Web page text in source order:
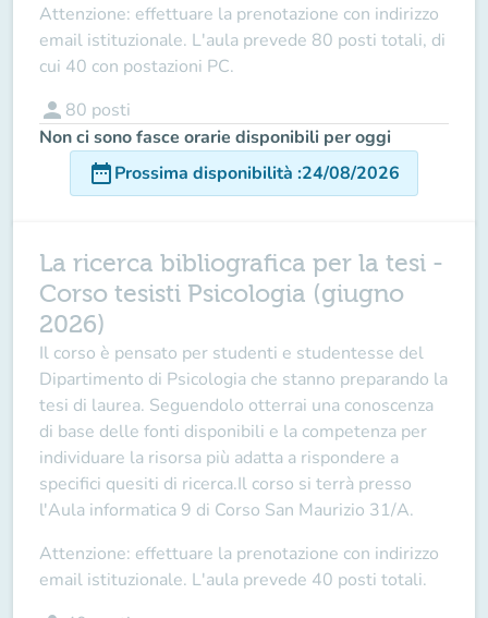
Attenzione: effettuare la prenotazione con indirizzo
email istituzionale. L'aula prevede 80 posti totali, di
cui 40 con postazioni PC.
person 80 posti
Non ci sono fasce orarie disponibili per oggi
date_rangeProssima disponibilità :24/08/2026
La ricerca bibliografica per la tesi -
Corso tesisti Psicologia (giugno
2026)
Il corso è pensato per studenti e studentesse del
Dipartimento di Psicologia che stanno preparando la
tesi di laurea. Seguendolo otterrai una conoscenza
di base delle fonti disponibili e la competenza per
individuare la risorsa più adatta a rispondere a
specifici quesiti di ricerca.Il corso si terrà presso
l'Aula informatica 9 di Corso San Maurizio 31/A.
Attenzione: effettuare la prenotazione con indirizzo
email istituzionale. L'aula prevede 40 posti totali.